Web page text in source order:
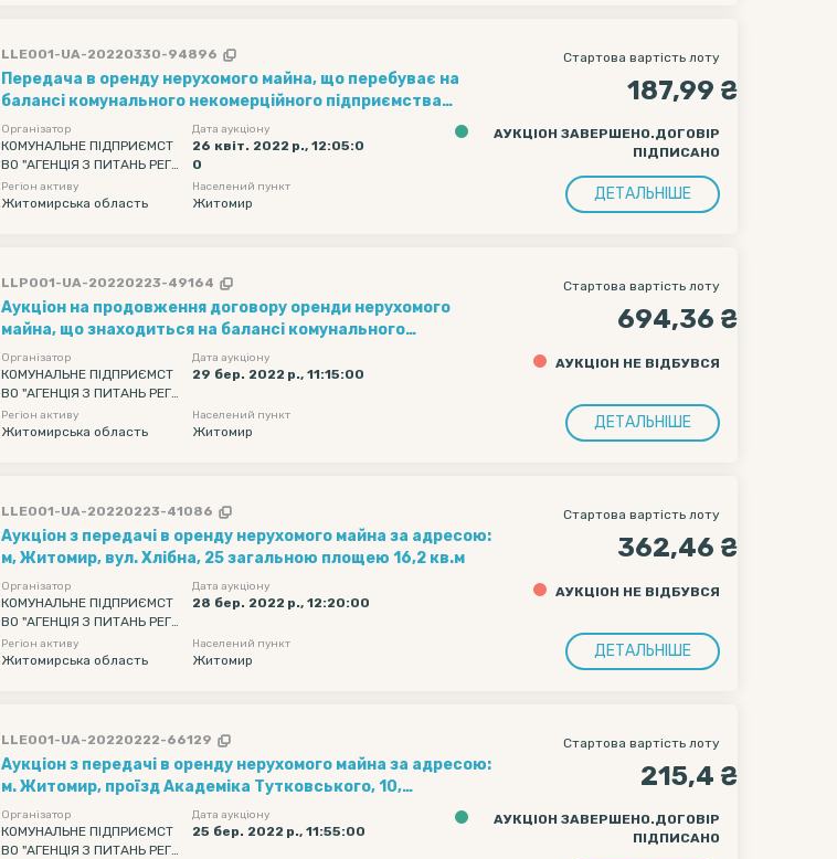
LLE001-UA-20220330-94896
Передача в оренду нерухомого майна, що перебуває на
балансі комунального некомерційного підприємства
«Обласний медичний центр спортивної медицини»
Житомирської обласної ради в будівлі за адресою: м.
Житомир, вул. Велика Бердичівська, 86-А, загальною
площею 37,9 кв.м.
Стартова вартість лоту
187,99 ₴
Організатор
КОМУНАЛЬНЕ ПІДПРИЄМСТ
ВО "АГЕНЦІЯ З ПИТАНЬ РЕГІ
ОНАЛЬНОГО РОЗВИТКУ" ЖИ
ТОМИРСЬКОЇ ОБЛАСНОЇ РАД
Дата аукціону
26 квіт. 2022 р., 12:05:0
0
Регіон активу
Житомирська область
Населений пункт
Житомир
АУКЦІОН ЗАВЕРШЕНО.ДОГОВІР
ПІДПИСАНО
ДЕТАЛЬНІШЕ
LLP001-UA-20220223-49164
Аукціон на продовження договору оренди нерухомого
майна, що знаходиться на балансі комунального
некомерційного підприємства «Обласний перинатальний
центр» Житомирської обласної ради в будівлі за адресою:
м. Житомир, вул. Романа Шухевича, 2-А, загальною
площею 3,00 кв.м
Стартова вартість лоту
694,36 ₴
Організатор
КОМУНАЛЬНЕ ПІДПРИЄМСТ
ВО "АГЕНЦІЯ З ПИТАНЬ РЕГІ
ОНАЛЬНОГО РОЗВИТКУ" ЖИ
ТОМИРСЬКОЇ ОБЛАСНОЇ РАД
Дата аукціону
29 бер. 2022 р., 11:15:00
Регіон активу
Житомирська область
Населений пункт
Житомир
АУКЦІОН НЕ ВІДБУВСЯ
ДЕТАЛЬНІШЕ
LLE001-UA-20220223-41086
Аукціон з передачі в оренду нерухомого майна за адресою:
м, Житомир, вул. Хлібна, 25 загальною площею 16,2 кв.м
Стартова вартість лоту
362,46 ₴
Організатор
КОМУНАЛЬНЕ ПІДПРИЄМСТ
ВО "АГЕНЦІЯ З ПИТАНЬ РЕГІ
ОНАЛЬНОГО РОЗВИТКУ" ЖИ
ТОМИРСЬКОЇ ОБЛАСНОЇ РАД
Дата аукціону
28 бер. 2022 р., 12:20:00
Регіон активу
Житомирська область
Населений пункт
Житомир
АУКЦІОН НЕ ВІДБУВСЯ
ДЕТАЛЬНІШЕ
LLE001-UA-20220222-66129
Аукціон з передачі в оренду нерухомого майна за адресою:
м. Житомир, проїзд Академіка Тутковського, 10,
загальною площею 64,1 кв.м.
Стартова вартість лоту
215,4 ₴
Організатор
КОМУНАЛЬНЕ ПІДПРИЄМСТ
ВО "АГЕНЦІЯ З ПИТАНЬ РЕГІ
Дата аукціону
25 бер. 2022 р., 11:55:00
АУКЦІОН ЗАВЕРШЕНО.ДОГОВІР
ПІДПИСАНО